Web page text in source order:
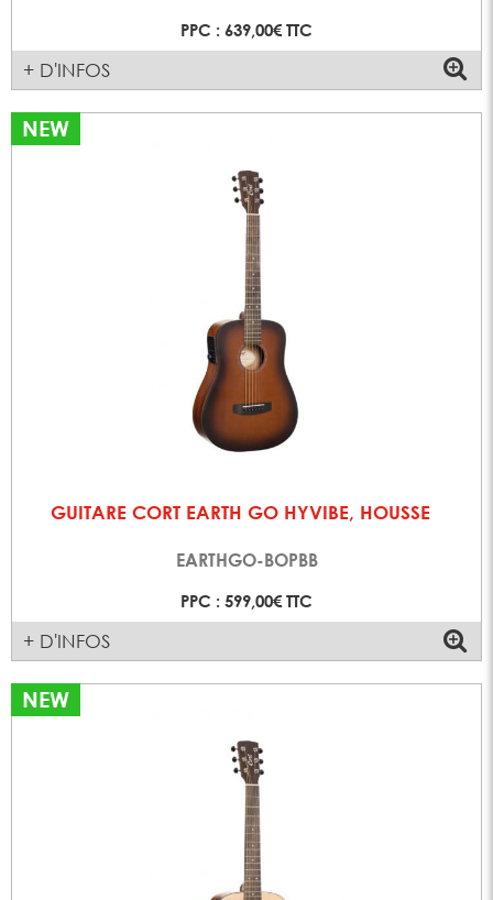
PPC : 639,00€ TTC
+ D'INFOS
NEW
GUITARE CORT EARTH GO HYVIBE, HOUSSE
EARTHGO-BOPBB
PPC : 599,00€ TTC
+ D'INFOS
NEW